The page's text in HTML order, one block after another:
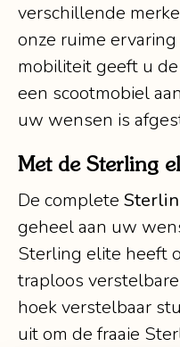
verschillende
onze ruime
mobiliteit geeft u
een scootmobiel
uw wensen is
Met de Sterling
De complete
geheel aan uw
Sterling elite heeft
traploos
hoek verstelbaar
uit om de fraaie